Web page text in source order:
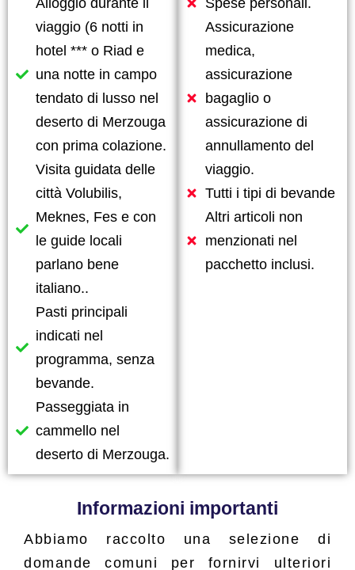
viaggio (6 notti in
hotel *** o Riad e
una notte in campo
tendato di lusso nel
deserto di Merzouga
con prima colazione.
Visita guidata delle
città Volubilis,
Meknes, Fes e con
le guide locali
parlano bene
italiano..
Pasti principali
indicati nel
programma, senza
bevande.
Passeggiata in
cammello nel
deserto di Merzouga.
Assicurazione
medica,
assicurazione
bagaglio o
assicurazione di
annullamento del
viaggio.
Tutti i tipi di bevande
Altri articoli non
menzionati nel
pacchetto inclusi.
Informazioni importanti
Abbiamo raccolto una selezione di
domande comuni per fornirvi ulteriori